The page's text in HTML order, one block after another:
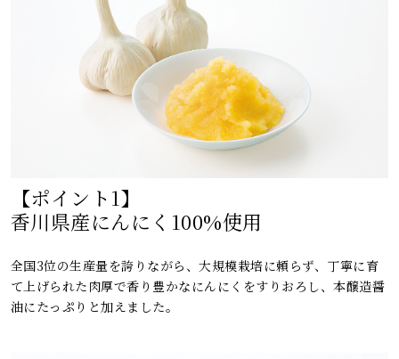
【ポイント1】
香川県産にんにく100%使用
全国3位の生産量を誇りながら、大規模栽培に頼らず、丁寧に育
て上げられた肉厚で香り豊かなにんにくをすりおろし、本醸造醤
油にたっぷりと加えました。